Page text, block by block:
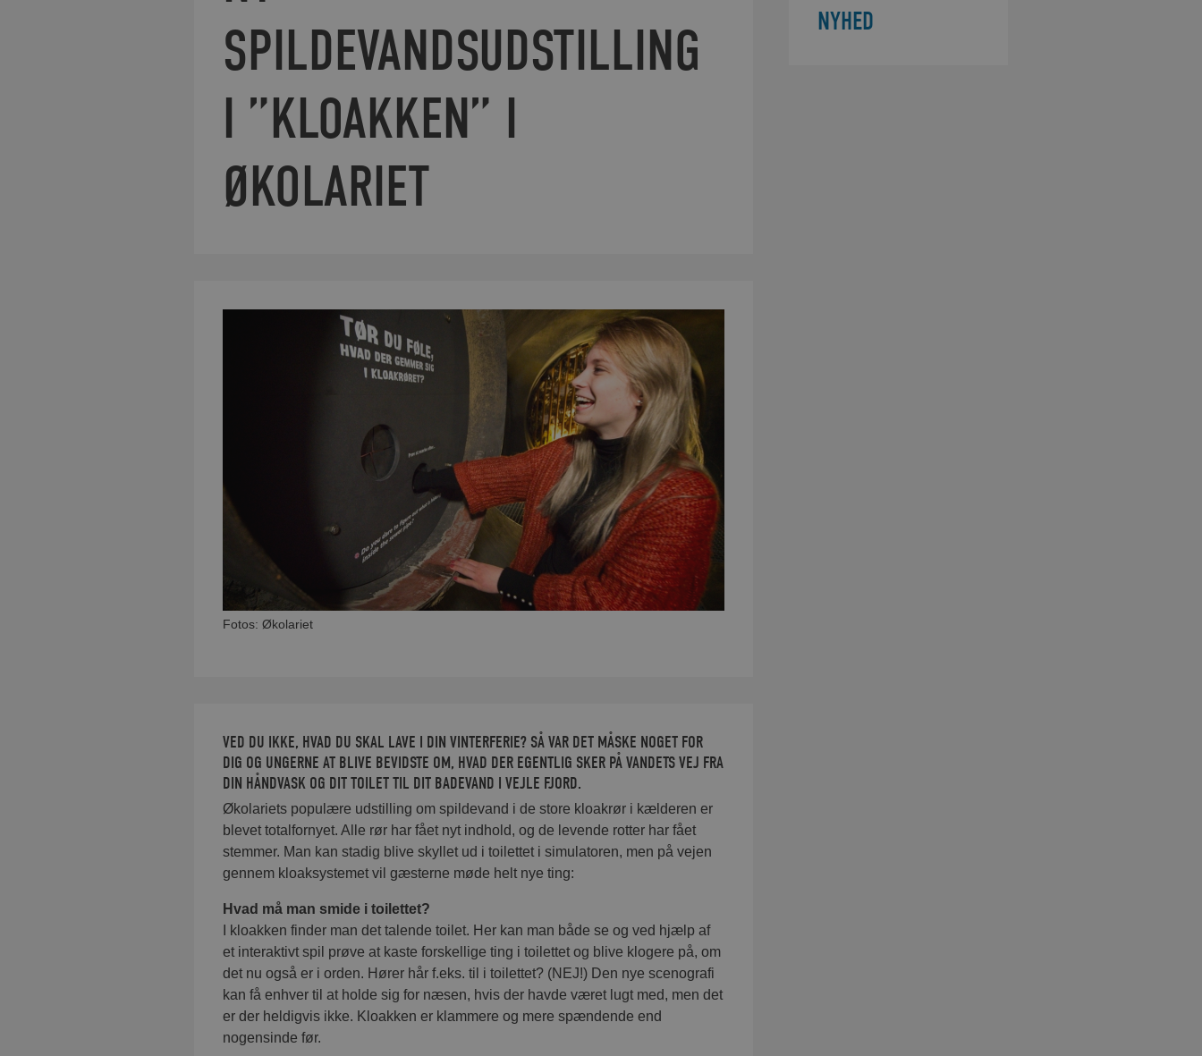
SPILDEVANDSUDSTILLING
I ”KLOAKKEN” I
ØKOLARIET
Fotos: Økolariet
VED DU IKKE, HVAD DU SKAL LAVE I DIN VINTERFERIE? SÅ VAR DET MÅSKE NOGET FOR
DIG OG UNGERNE AT BLIVE BEVIDSTE OM, HVAD DER EGENTLIG SKER PÅ VANDETS VEJ FRA
DIN HÅNDVASK OG DIT TOILET TIL DIT BADEVAND I VEJLE FJORD.
Økolariets populære udstilling om spildevand i de store kloakrør i kælderen er
blevet totalfornyet. Alle rør har fået nyt indhold, og de levende rotter har fået
stemmer. Man kan stadig blive skyllet ud i toilettet i simulatoren, men på vejen
gennem kloaksystemet vil gæsterne møde helt nye ting:
Hvad må man smide i toilettet?
I kloakken finder man det talende toilet. Her kan man både se og ved hjælp af
et interaktivt spil prøve at kaste forskellige ting i toilettet og blive klogere på, om
det nu også er i orden. Hører hår f.eks. til i toilettet? (NEJ!) Den nye scenografi
kan få enhver til at holde sig for næsen, hvis der havde været lugt med, men det
er der heldigvis ikke. Kloakken er klammere og mere spændende end
nogensinde før.
NYHED